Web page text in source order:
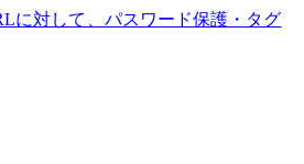
に対して、パスワード保護・タグ